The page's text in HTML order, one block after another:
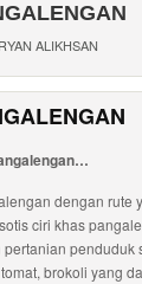
RYAN ALIKHSAN
dengan rute
ciri khas
penduduk
brokoli yang